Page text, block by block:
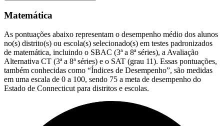
Matemática
As pontuações abaixo representam o desempenho médio dos alunos
no(s) distrito(s) ou escola(s) selecionado(s) em testes padronizados
de matemática, incluindo o SBAC (3ª a 8ª séries), a Avaliação
Alternativa CT (3ª a 8ª séries) e o SAT (grau 11). Essas pontuações,
também conhecidas como “Índices de Desempenho”, são medidas
em uma escala de 0 a 100, sendo 75 a meta de desempenho do
Estado de Connecticut para distritos e escolas.